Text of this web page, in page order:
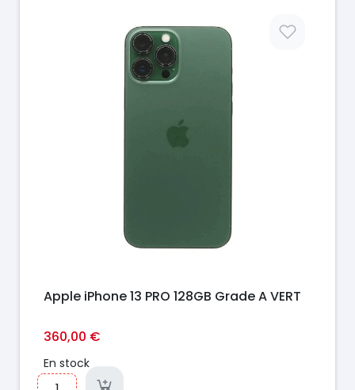
Apple iPhone 13 PRO 128GB Grade A VERT
360,00 €
En stock